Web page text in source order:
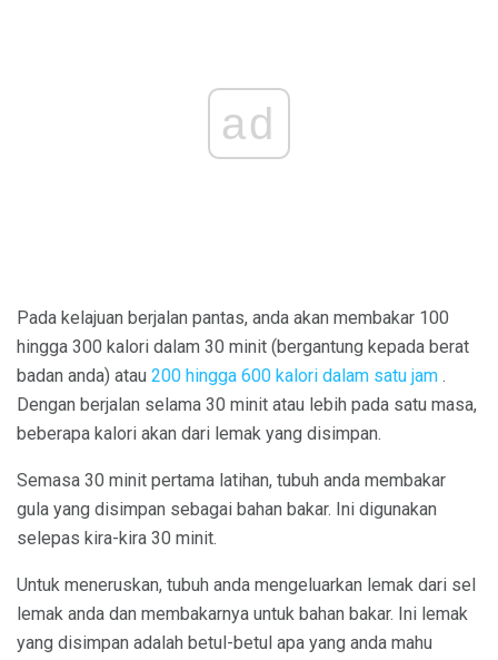
ad
Pada kelajuan berjalan pantas, anda akan membakar 100
hingga 300 kalori dalam 30 minit (bergantung kepada berat
badan anda) atau 200 hingga 600 kalori dalam satu jam .
Dengan berjalan selama 30 minit atau lebih pada satu masa,
beberapa kalori akan dari lemak yang disimpan.
Semasa 30 minit pertama latihan, tubuh anda membakar
gula yang disimpan sebagai bahan bakar. Ini digunakan
selepas kira-kira 30 minit.
Untuk meneruskan, tubuh anda mengeluarkan lemak dari sel
lemak anda dan membakarnya untuk bahan bakar. Ini lemak
yang disimpan adalah betul-betul apa yang anda mahu